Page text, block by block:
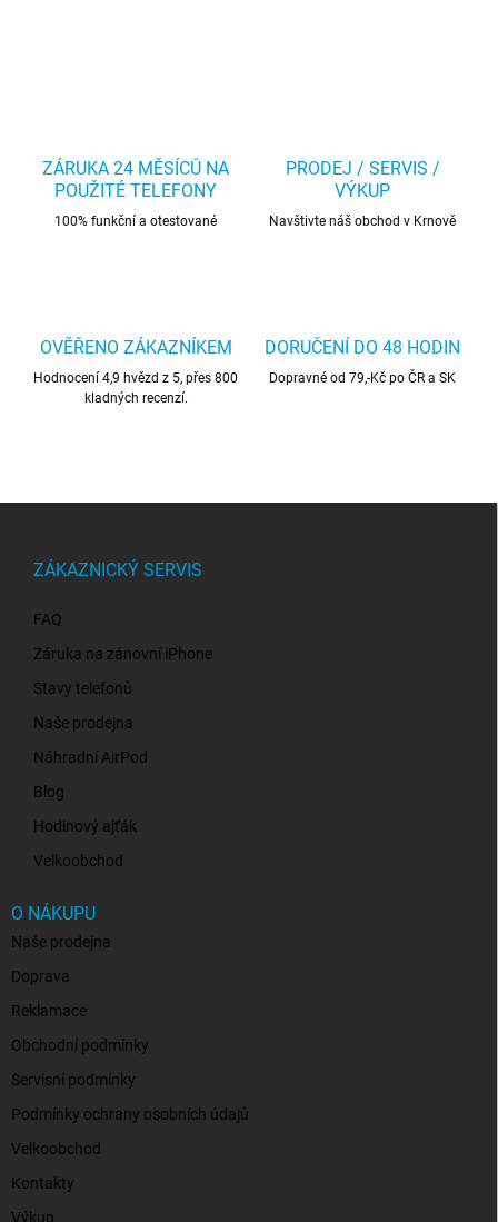
ZÁRUKA 24 MĚSÍCŮ NA
POUŽITÉ TELEFONY
100% funkční a otestované
PRODEJ / SERVIS /
VÝKUP
Navštivte náš obchod v Krnově
OVĚŘENO ZÁKAZNÍKEM
Hodnocení 4,9 hvězd z 5, přes 800
kladných recenzí.
DORUČENÍ DO 48 HODIN
Dopravné od 79,-Kč po ČR a SK
ZÁKAZNICKÝ SERVIS
FAQ
Záruka na zánovní iPhone
Stavy telefonů
Naše prodejna
Náhradní AirPod
Blog
Hodinový ajťák
Velkoobchod
O NÁKUPU
Naše prodejna
Doprava
Reklamace
Obchodní podmínky
Servisní podmínky
Podmínky ochrany osobních údajů
Velkoobchod
Kontakty
Výkup